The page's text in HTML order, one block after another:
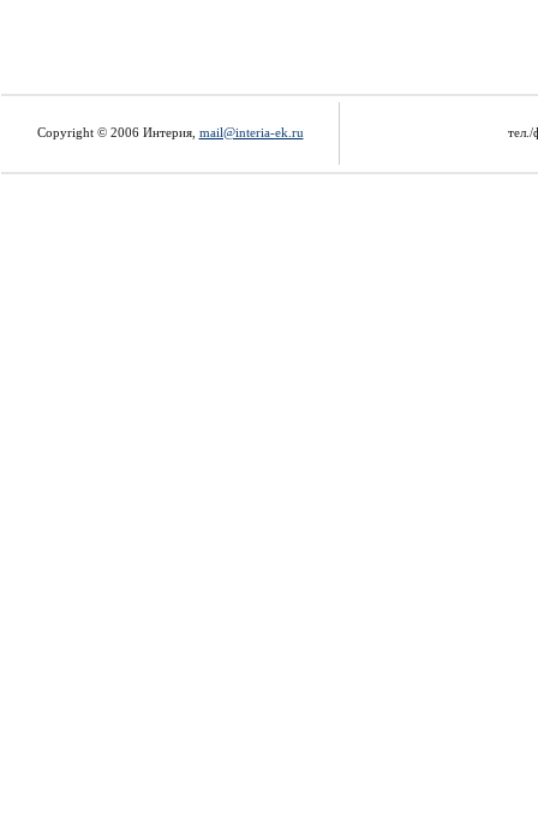
Copyright © 2006 Интерия, mail@interia-ek.ru